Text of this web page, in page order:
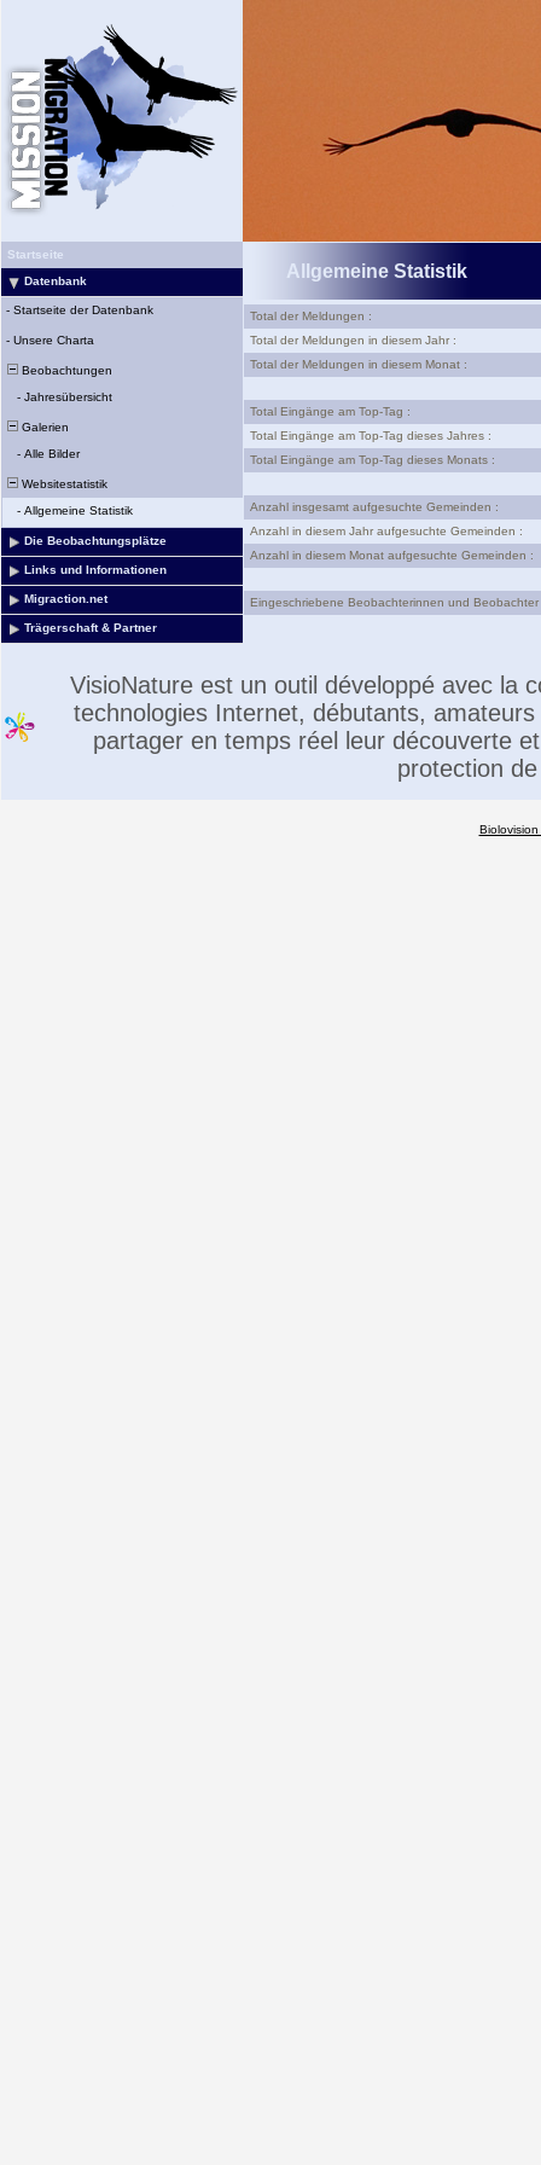
Startseite
Datenbank
- Startseite der Datenbank
- Unsere Charta
Beobachtungen
- Jahresübersicht
Galerien
- Alle Bilder
Websitestatistik
- Allgemeine Statistik
Die Beobachtungsplätze
Links und Informationen
Migraction.net
Trägerschaft & Partner
Allgemeine Statistik
Total der Meldungen :
Total der Meldungen in diesem Jahr :
Total der Meldungen in diesem Monat :
Total Eingänge am Top-Tag :
Total Eingänge am Top-Tag dieses Jahres :
Total Eingänge am Top-Tag dieses Monats :
Anzahl insgesamt aufgesuchte Gemeinden :
Anzahl in diesem Jahr aufgesuchte Gemeinden :
Anzahl in diesem Monat aufgesuchte Gemeinden :
Eingeschriebene Beobachterinnen und Beobachter
VisioNature est un outil développé avec la
technologies Internet, débutants,
partager en temps réel leur découverte
protection
Biolovision